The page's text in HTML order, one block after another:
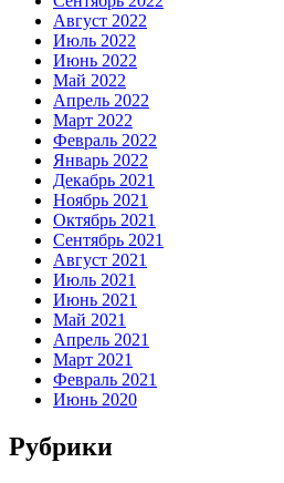
Август 2022
Июль 2022
Июнь 2022
Май 2022
Апрель 2022
Март 2022
Февраль 2022
Январь 2022
Декабрь 2021
Ноябрь 2021
Октябрь 2021
Сентябрь 2021
Август 2021
Июль 2021
Июнь 2021
Май 2021
Апрель 2021
Март 2021
Февраль 2021
Июнь 2020
Рубрики